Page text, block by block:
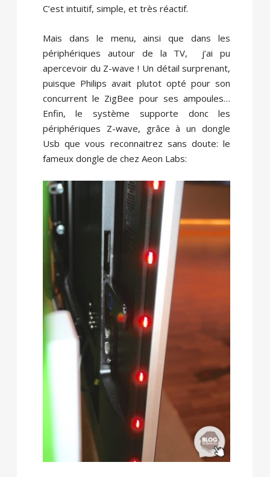
C’est intuitif, simple, et très réactif.
Mais dans le menu, ainsi que dans les
périphériques autour de la TV, j’ai pu
apercevoir du Z-wave ! Un détail surprenant,
puisque Philips avait plutot opté pour son
concurrent le ZigBee pour ses ampoules…
Enfin, le système supporte donc les
périphériques Z-wave, grâce à un dongle
Usb que vous reconnaitrez sans doute: le
fameux dongle de chez Aeon Labs: